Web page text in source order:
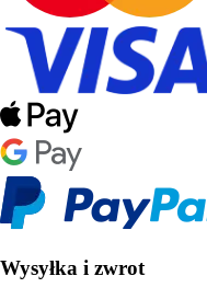
Wysyłka i zwrot